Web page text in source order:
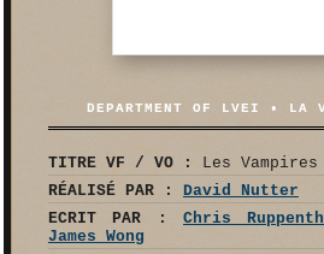
DEPARTMENT OF LVEI • LA
TITRE VF / VO :
Les
RÉALISÉ PAR :
David Nutter
ECRIT PAR :
Chris
James Wong